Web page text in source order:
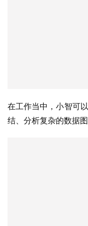
在工作当中，小智可
结、分析复杂的数据